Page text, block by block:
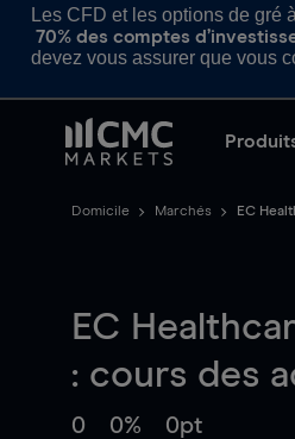
Les CFD et les options de gré
70% des comptes
devez vous assurer que vous
Domicile Marchés EC
EC
: cours des
0 0% 0pt